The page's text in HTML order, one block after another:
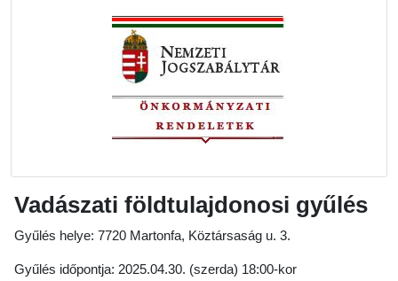
Vadászati földtulajdonosi gyűlés
Gyűlés helye: 7720 Martonfa, Köztársaság u. 3.
Gyűlés időpontja: 2025.04.30. (szerda) 18:00-kor